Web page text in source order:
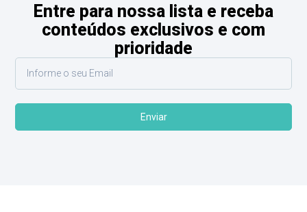
Entre para nossa lista e receba
conteúdos exclusivos e com
prioridade
Enviar